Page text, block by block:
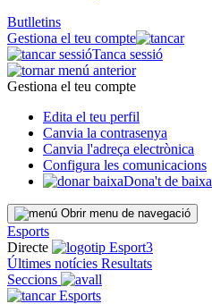
Butlletins
Gestiona el teu compte
Tanca sessió
Gestiona el teu compte
Edita el teu perfil
Canvia la contrasenya
Canvia l'adreça electrònica
Configura les comunicacions
Dona't de baixa
Obrir menu de navegació
Esports
Directe
Últimes notícies Resultats
Seccions
Esports